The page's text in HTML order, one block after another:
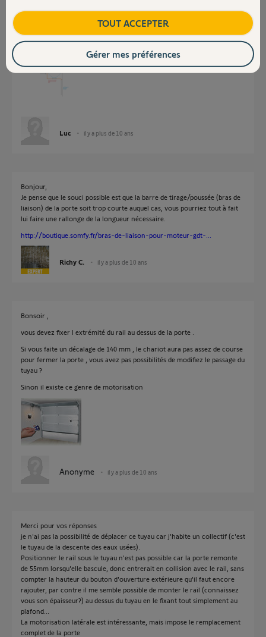
utilisable (niveau course du chariot)...je ne peux fixer le rail ni dessous
(pas assez de jeu vis à vis de la porte) ni au dessus du tuyau (pas assez
Luc il y a plus de 10 ans
Bonjour,
Je pense que le souci possible est que la barre de tirage/poussée (bras de
liaison) de la porte soit trop courte auquel cas, vous pourriez tout à fait
lui faire une rallonge de la longueur nécessaire.
http://boutique.somfy.fr/bras-de-liaison-pour-moteur-gdt-...
Richy C. il y a plus de 10 ans
Bonsoir ,
vous devez fixer l extrémité du rail au dessus de la porte .
Si vous faite un décalage de 140 mm , le chariot aura pas assez de course
pour fermer la porte , vous avez pas possibilités de modifiez le passage du
tuyau ?
Sinon il existe ce genre de motorisation
Anonyme il y a plus de 10 ans
Merci pour vos réponses
je n'ai pas la possibilité de déplacer ce tuyau car j'habite un collectif (c'est
le tuyau de la descente des eaux usées).
Positionner le rail sous le tuyau n'est pas possible car la porte remonte
de 55mm lorsqu'elle bascule, donc entrerait en collision avec le rail, sans
compter la hauteur du bouton d'ouverture extérieure qu'il faut encore
rajouter, par contre il me semble possible de monter le rail (connaissez
vous son épaisseur?) au dessus du tuyau en le fixant tout simplement au
plafond...
La motorisation latérale est intéressante, mais impose le remplacement
complet de la porte
TOUT ACCEPTER
Gérer mes préférences